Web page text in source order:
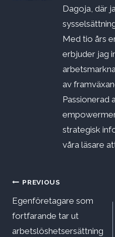
Dagoja, där
Med tio års
erbjuder jag
av
Passionerad
strategisk
våra läsare
PREVIOUS
Egenföretagare som
fortfarande tar ut
arbetslöshetsersättning